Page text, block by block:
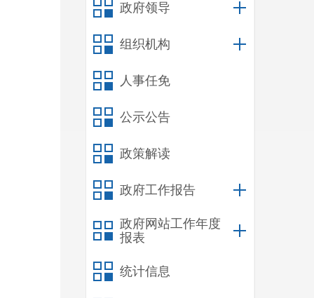
政府领导
组织机构
人事任免
公示公告
政策解读
政府工作报告
政府网站工作年度
报表
统计信息